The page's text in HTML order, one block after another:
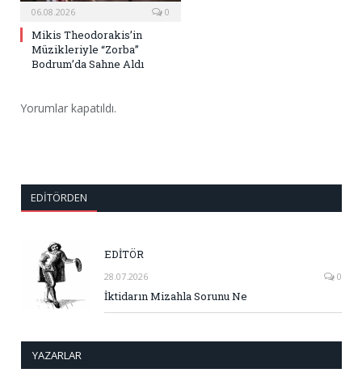
06.08.2026 0
Mikis Theodorakis’in
Müzikleriyle “Zorba”
Bodrum’da Sahne Aldı
Yorumlar kapatıldı.
EDITÖRDEN
EDİTÖR
28.07.2026 0
İktidarın Mizahla Sorunu Ne
YAZARLAR